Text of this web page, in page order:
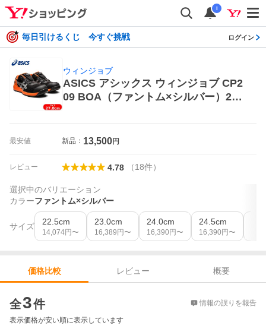
i
毎日引けるくじ 今すぐ挑戦 ログイン
ウィンジョブ
ASICS アシックス ウィンジョブ CP2
09 BOA（ファントム×シルバー）27.
最安値 新品： 13,500円
レビュー 4.78 （18件）
選択中のバリエーション
カラーファントム×シルバー
サイズ 22.5cm
14,074円〜
23.0cm
16,389 円〜
24.0cm
16,390 円〜
24.5cm
16,390 円〜
価格比較 レビュー
概要
全3件 情報の誤りを報告
表示価格が安い順に表示しています